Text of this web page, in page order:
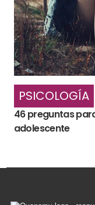
PSICOLOGÍA
46 preguntas
adolescente